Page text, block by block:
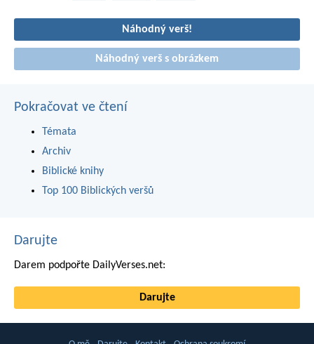
Náhodný verš!
Náhodný verš s obrázkem
Pokračovat ve čtení
Témata
Archiv
Biblické knihy
Top 100 Biblických veršů
Darujte
Darem podpořte DailyVerses.net:
Darujte